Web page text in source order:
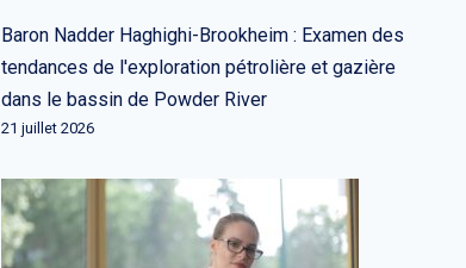
Baron Nadder Haghighi-Brookheim : Examen des
tendances de l'exploration pétrolière et gazière
dans le bassin de Powder River
21 juillet 2026